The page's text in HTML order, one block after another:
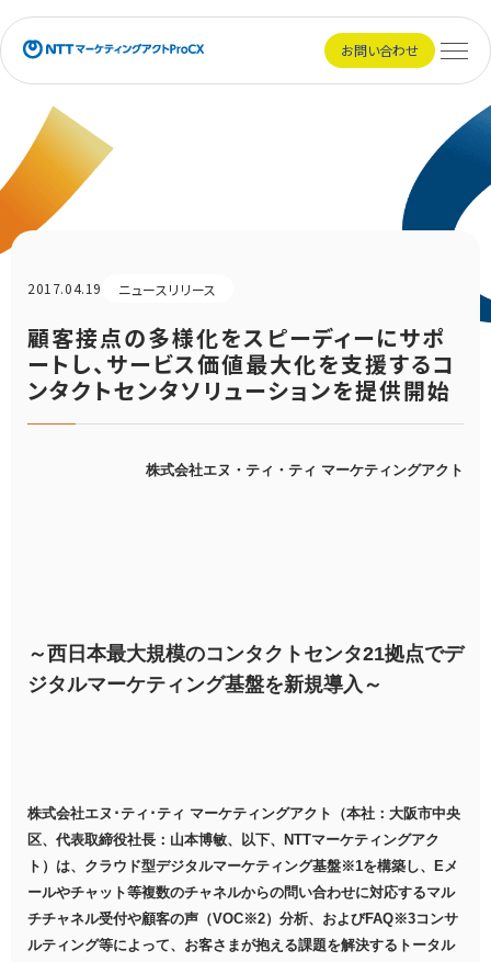
NTTマーケティングアクトProCX お問い合わせ
メニ
2017.04.19 ニュースリリース
顧客接点の多様化をスピーディーにサポ
ートし、サービス価値最大化を支援するコ
ンタクトセンタソリューションを提供開始
株式会社エヌ・ティ・ティ マーケティングアクト
～西日本最大規模のコンタクトセンタ21拠点でデ
ジタルマーケティング基盤を新規導入～
株式会社エヌ･ティ･ティ マーケティングアクト（本社：大阪市中央
区、代表取締役社長：山本博敏、以下、NTTマーケティングアク
ト）は、クラウド型デジタルマーケティング基盤※1を構築し、Eメ
ールやチャット等複数のチャネルからの問い合わせに対応するマル
チチャネル受付や顧客の声（VOC※2）分析、およびFAQ※3コンサ
ルティング等によって、お客さまが抱える課題を解決するトータル